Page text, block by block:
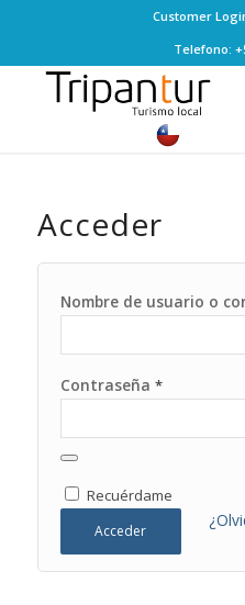
Customer
Telefono:
Acceder
Nombre de usuario o
Contraseña *
Recuérdame
Acceder